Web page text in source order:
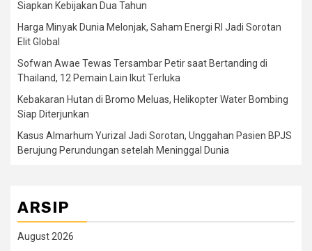
Siapkan Kebijakan Dua Tahun
Harga Minyak Dunia Melonjak, Saham Energi RI Jadi Sorotan
Elit Global
Sofwan Awae Tewas Tersambar Petir saat Bertanding di
Thailand, 12 Pemain Lain Ikut Terluka
Kebakaran Hutan di Bromo Meluas, Helikopter Water Bombing
Siap Diterjunkan
Kasus Almarhum Yurizal Jadi Sorotan, Unggahan Pasien BPJS
Berujung Perundungan setelah Meninggal Dunia
ARSIP
August 2026